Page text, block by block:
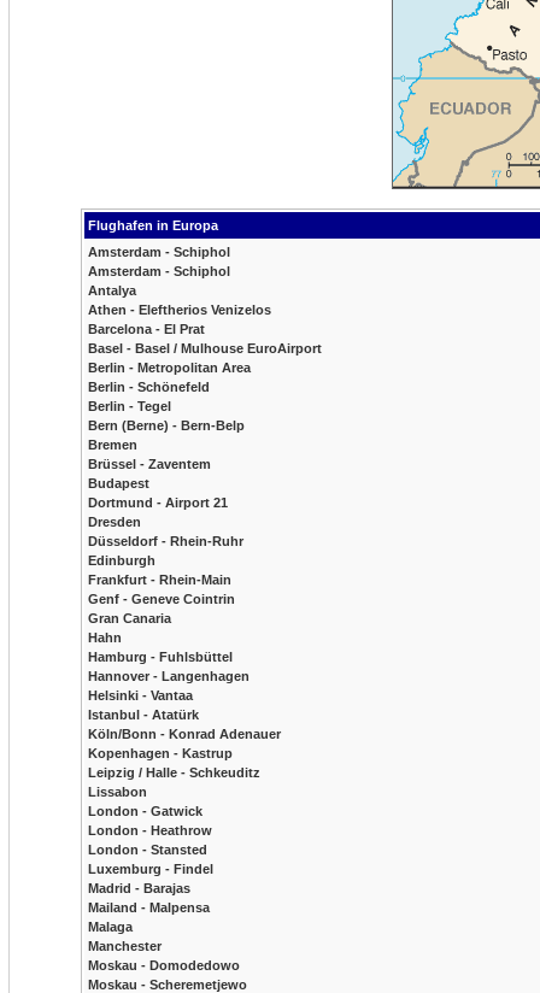
Flughafen in Europa
Amsterdam - Schiphol
Amsterdam - Schiphol
Antalya
Athen - Eleftherios Venizelos
Barcelona - El Prat
Basel - Basel / Mulhouse EuroAirport
Berlin - Metropolitan Area
Berlin - Schönefeld
Berlin - Tegel
Bern (Berne) - Bern-Belp
Bremen
Brüssel - Zaventem
Budapest
Dortmund - Airport 21
Dresden
Düsseldorf - Rhein-Ruhr
Edinburgh
Frankfurt - Rhein-Main
Genf - Geneve Cointrin
Gran Canaria
Hahn
Hamburg - Fuhlsbüttel
Hannover - Langenhagen
Helsinki - Vantaa
Istanbul - Atatürk
Köln/Bonn - Konrad Adenauer
Kopenhagen - Kastrup
Leipzig / Halle - Schkeuditz
Lissabon
London - Gatwick
London - Heathrow
London - Stansted
Luxemburg - Findel
Madrid - Barajas
Mailand - Malpensa
Malaga
Manchester
Moskau - Domodedowo
Moskau - Scheremetjewo